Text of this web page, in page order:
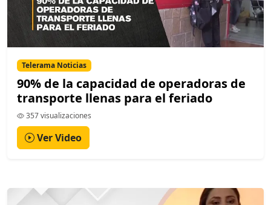
Telerama Noticias
90% de la capacidad de operadoras de
transporte llenas para el feriado
357 visualizaciones
Ver Video